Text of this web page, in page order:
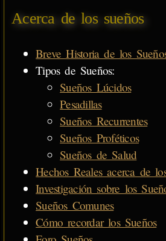
Acerca de los sueños
Breve Historia de los
Tipos de Sueños:
Sueños Lúcidos
Pesadillas
Sueños Recurrentes
Sueños Proféticos
Sueños de Salud
Hechos Reales acerca de
Investigación sobre los
Sueños Comunes
Cómo recordar los Sueños